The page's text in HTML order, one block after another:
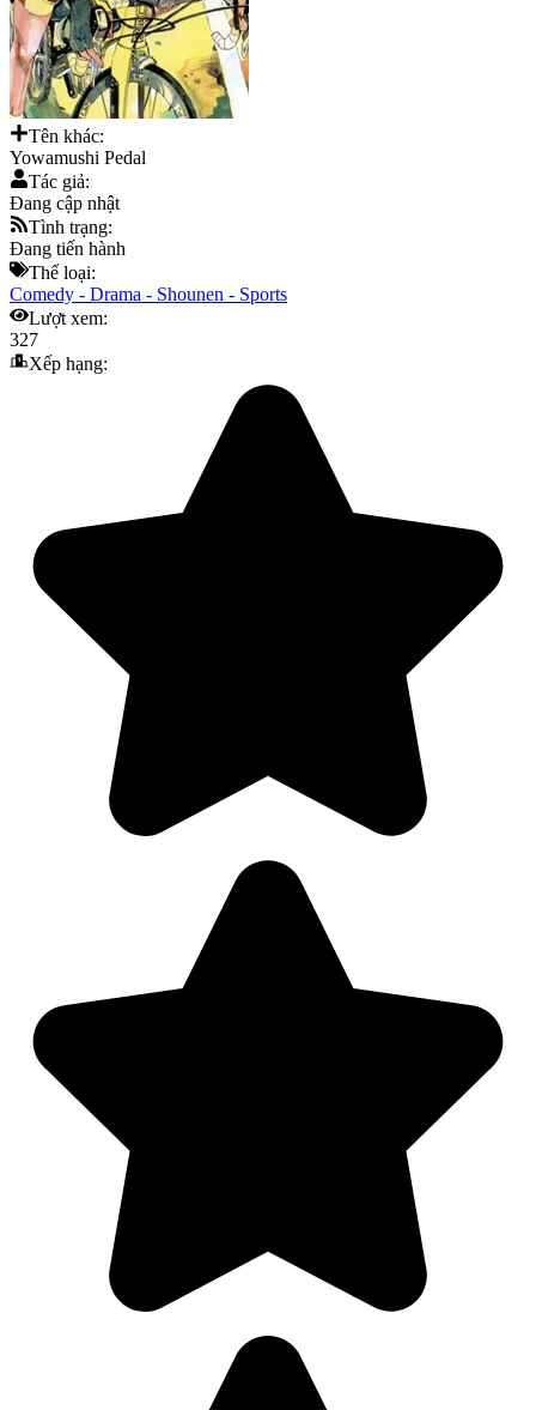
Tên khác:
Yowamushi Pedal
Tác giả:
Đang cập nhật
Tình trạng:
Đang tiến hành
Thể loại:
Comedy - Drama - Shounen - Sports
Lượt xem:
327
Xếp hạng: